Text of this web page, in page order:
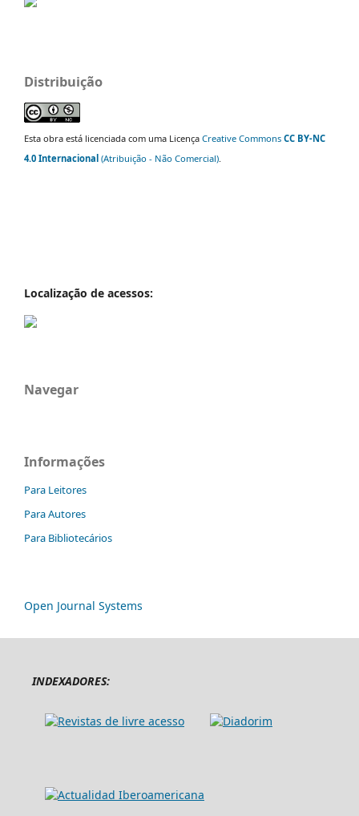
Distribuição
Esta obra está licenciada com uma Licença Creative Commons CC BY-NC
4.0 Internacional (Atribuição - Não Comercial).
Localização de acessos:
Navegar
Informações
Para Leitores
Para Autores
Para Bibliotecários
Open Journal Systems
INDEXADORES: